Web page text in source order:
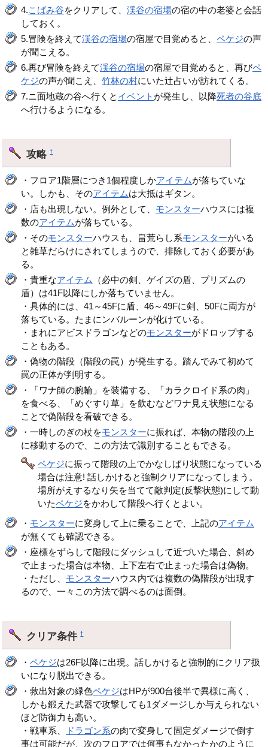
4.こばみ谷をクリアして、渓谷の宿場の宿の中の老婆と会話
しておく。
5.冒険を終えて渓谷の宿場の宿屋で目覚めると、ペケジの声
が聞こえる。
6.再び冒険を終えて渓谷の宿場の宿屋で目覚めると、再びペ
ケジの声が聞こえ、竹林の村にいた辻占いが訪れてくる。
7.ニ面地蔵の谷へ行くと イベント が発生し、以降死者の谷底
へ行けるようになる。
攻略†
・フロア1階層につき1個程度しかアイテムが落ちていな
い。しかも、そのアイテムは大抵はギタン。
・店も出現しない。例外として、 モンスターハウスには複
数のアイテムが落ちている。
・そのモンスターハウスも、畠荒らし系モンスターがいる
と雑草だらけにされてしまうので、排除しておく必要があ
る。
・貴重なアイテム
（必中の剣、ゲイズの盾、プリズムの
盾）は41F以降にしか落ちていません。
・具体的には、41～45Fに盾、46～49Fに剣、50Fに両方が
落ちている。たまにンバルーンが化けている。
・まれにアビスドラゴンなどのモンスターがドロップする
こともある。
・偽物の階段（階段の罠）が発生する。踏んでみて初めて
罠の正体が判明する。
・「ワナ師の腕輪」を装備する、「カラクロイド系の肉」
を食べる、「めぐすり草」を飲むなどワナ見え状態になる
ことで偽階段を看破できる。
・一時しのぎの杖をモンスターに振れば、本物の階段の上
に移動するので、この方法で識別することもできる。
ペケジに振って階段の上でかなしばり状態になっている
場合は注意! 話しかけると強制クリアになってしまう。
場所がえするなり矢を当てて敵判定(反撃状態)にして動
いたペケジをかわして階段へ行くとよい。
・ モンスターに変身して上に乗ることで、上記のアイテム
が無くても確認できる。
・座標をずらして階段にダッシュして近づいた場合、斜め
で止まった場合は本物、上下左右で止まった場合は偽物。
・ただし、 モンスターハウス内では複数の偽階段が出現す
るので、一々この方法で調べるのは面倒。
クリア条件†
・ペケジは26F以降に出現。話しかけると強制的にクリア扱
いになり脱出できる。
・救出対象の緑色ペケジはHPが900台後半で異様に高く、
しかも鍛えた武器で攻撃しても1ダメージしか与えられない
ほど防御力も高い。
・戦車系、
ドラゴン系の肉で変身して固定ダメージで倒す
事は可能だが、次のフロアでは何事もなかったかのように